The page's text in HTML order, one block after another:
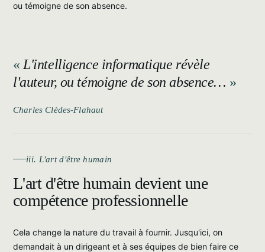
ou témoigne de son absence.
L'intelligence informatique révèle
l'auteur, ou témoigne de son absence…
Charles Clèdes-Flahaut
iii. L'art d'être humain
L'art d'être humain devient une
compétence professionnelle
Cela change la nature du travail à fournir. Jusqu'ici, on
demandait à un dirigeant et à ses équipes de bien faire ce